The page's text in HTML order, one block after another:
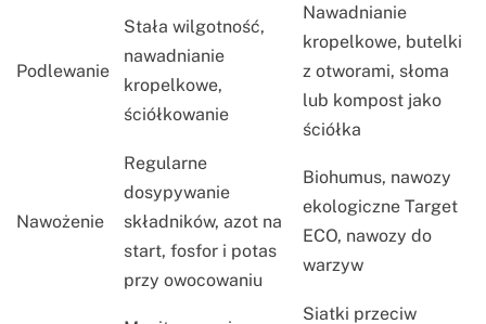
Podlewanie
Stała wilgotność,
nawadnianie
kropelkowe,
ściółkowanie
Nawadnianie
kropelkowe, butelki
z otworami, słoma
lub kompost jako
ściółka
Nawożenie
Regularne
dosypywanie
składników, azot na
start, fosfor i potas
przy owocowaniu
Biohumus, nawozy
ekologiczne Target
ECO, nawozy do
warzyw
Siatki przeciw